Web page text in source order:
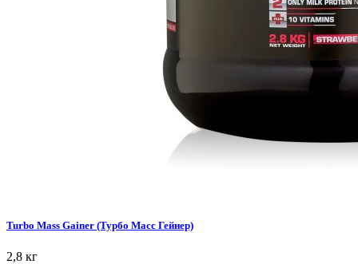
Turbo Mass Gainer (Турбо Масс Гейнер)
2,8 кг